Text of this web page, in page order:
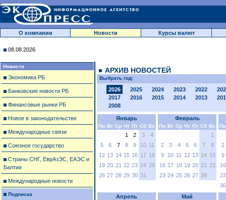
О компании Новости Курсы валют
08.08.2026
Новости
Экономика РБ
Банковские новости РБ
Финансовые рынки РБ
Новое в законодательстве
Международные связи
Союзное государство
Страны СНГ, ЕврАзЭС, ЕАЭС и
Балтии
Международные новости
Подписка
АРХИВ НОВОСТЕЙ
Выбрать год:
2026 2025 2024 2023 2022
2017
2016 2015 2014 2013
2008
Январь
Пн Вт Ср Чт Пт Сб Вс
1 2 3
4
5
6 7 8 9 10 11
12 13 14 15 16 17 18
19 20 21 22 23 24 25
26 27 28 29 30 31
Февраль
Пн Вт Ср Чт Пт Сб Вс
1
2
3 4 5 6 7
8
9
10 11 12 13 14 15
16 17 18 19 20 21 22
23 24 25 26 27 28
Пн
2
9
16
23
30
Апрель
Май